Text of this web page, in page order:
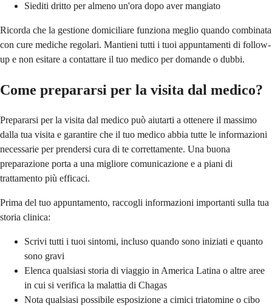
Siediti dritto per almeno un'ora dopo aver mangiato
Ricorda che la gestione domiciliare funziona meglio quando combinata
con cure mediche regolari. Mantieni tutti i tuoi appuntamenti di follow-
up e non esitare a contattare il tuo medico per domande o dubbi.
Come prepararsi per la visita dal medico?
Prepararsi per la visita dal medico può aiutarti a ottenere il massimo
dalla tua visita e garantire che il tuo medico abbia tutte le informazioni
necessarie per prendersi cura di te correttamente. Una buona
preparazione porta a una migliore comunicazione e a piani di
trattamento più efficaci.
Prima del tuo appuntamento, raccogli informazioni importanti sulla tua
storia clinica:
Scrivi tutti i tuoi sintomi, incluso quando sono iniziati e quanto
sono gravi
Elenca qualsiasi storia di viaggio in America Latina o altre aree
in cui si verifica la malattia di Chagas
Nota qualsiasi possibile esposizione a cimici triatomine o cibo